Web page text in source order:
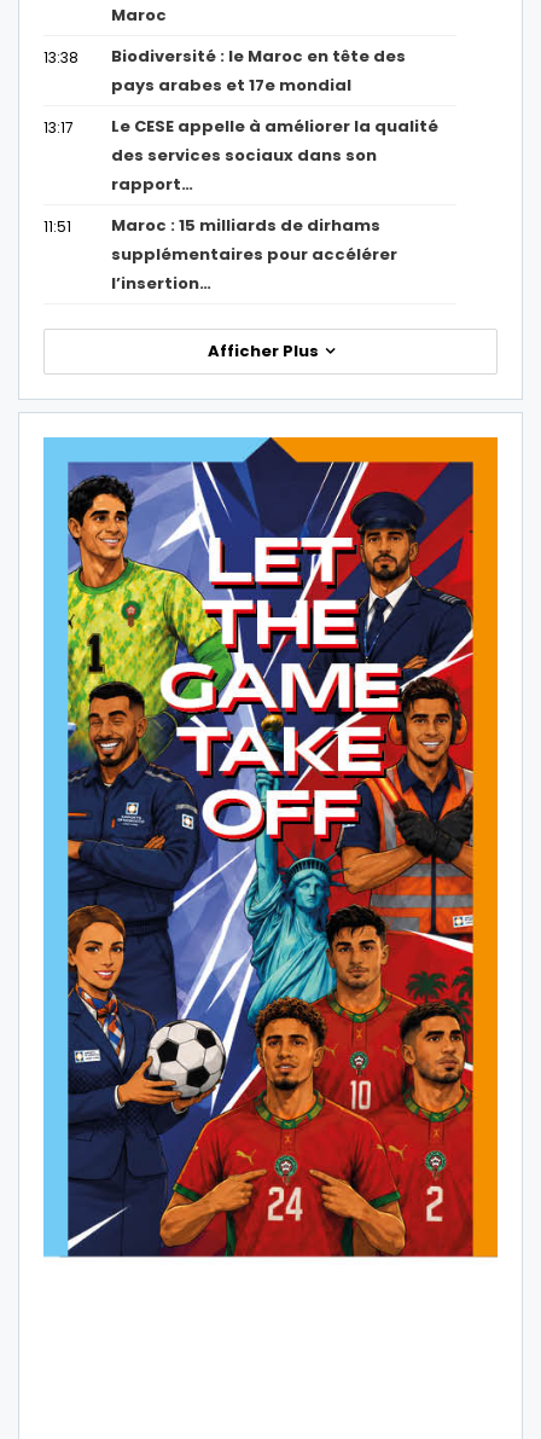
Maroc
13:38
Biodiversité : le Maroc en tête des
pays arabes et 17e mondial
13:17
Le CESE appelle à améliorer la qualité
des services sociaux dans son
rapport…
11:51
Maroc : 15 milliards de dirhams
supplémentaires pour accélérer
l’insertion…
Afficher Plus